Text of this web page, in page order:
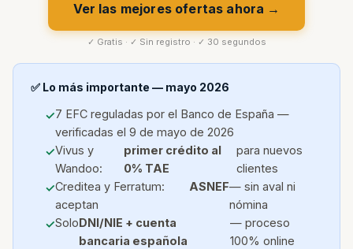
Ver las mejores ofertas ahora →
✓ Gratis · ✓ Sin registro · ✓ 30 segundos
✅ Lo más importante — mayo 2026
7 EFC reguladas por el Banco de España —
verificadas el 9 de mayo de 2026
Vivus y
Wandoo:
primer crédito al
0% TAE
para nuevos
clientes
Creditea y Ferratum:
aceptan
ASNEF— sin aval ni
nómina
SoloDNI/NIE + cuenta
bancaria española
— proceso
100% online